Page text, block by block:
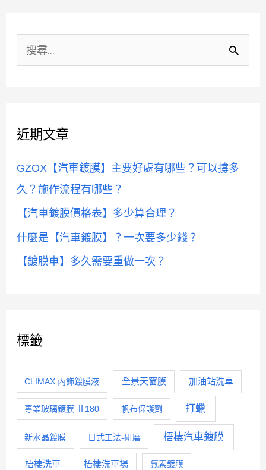
字
近期文章
GZOX【汽車鍍膜】主要好處有哪些？可以撐多
久？施作流程有哪些？
【汽車鍍膜價格表】多少算合理？
什麼是【汽車鍍膜】？一次要多少錢？
【鍍膜車】多久需要重做一次？
標籤
CLIMAX 內飾鍍膜液 全景天窗膜 加油站洗車
專業玻璃鍍膜 Ⅱ180 帆布保護劑 打蠟
新水晶鍍膜 日式工法-研磨 梧棲汽車鍍膜
梧棲洗車 梧棲洗車場 氟素鍍膜